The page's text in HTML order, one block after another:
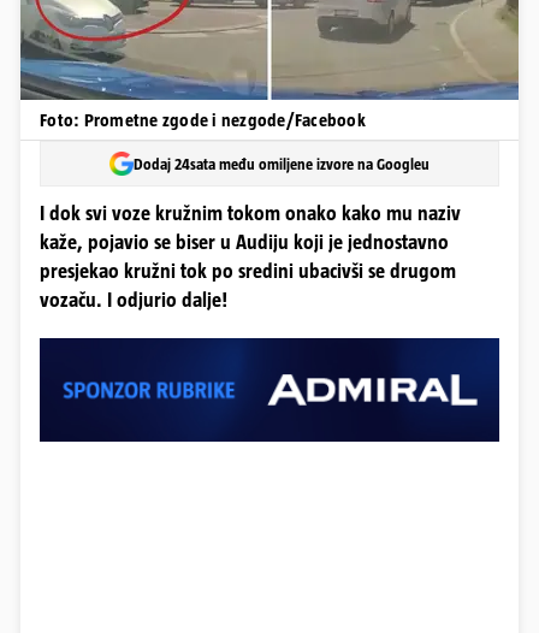
Foto: Prometne zgode i nezgode/Facebook
Dodaj 24sata među omiljene izvore na Googleu
I dok svi voze kružnim tokom onako kako mu naziv
kaže, pojavio se biser u Audiju koji je jednostavno
presjekao kružni tok po sredini ubacivši se drugom
vozaču. I odjurio dalje!